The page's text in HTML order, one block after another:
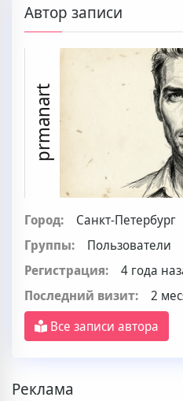
Автор записи
prmanart
Город:
Санкт-Петербург
Группы:
Пользователи
Регистрация:
4 года
Последний визит:
2
Все записи автора
Реклама